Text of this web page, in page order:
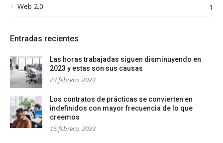
Web 2.0
1
Entradas recientes
Las horas trabajadas siguen disminuyendo en
2023 y estas son sus causas
23 febrero, 2023
Los contratos de prácticas se convierten en
indefinidos con mayor frecuencia de lo que
creemos
16 febrero, 2023